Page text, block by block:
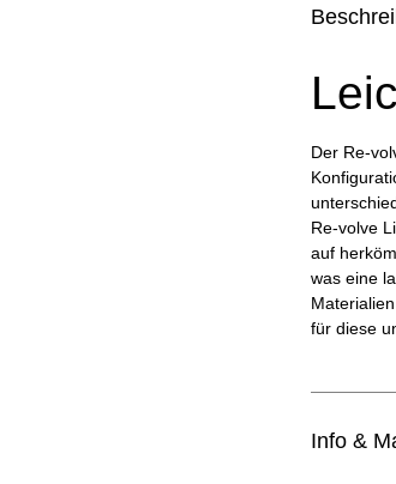
Der Re-
Re-volve
auf
was eine
für diese
Info &